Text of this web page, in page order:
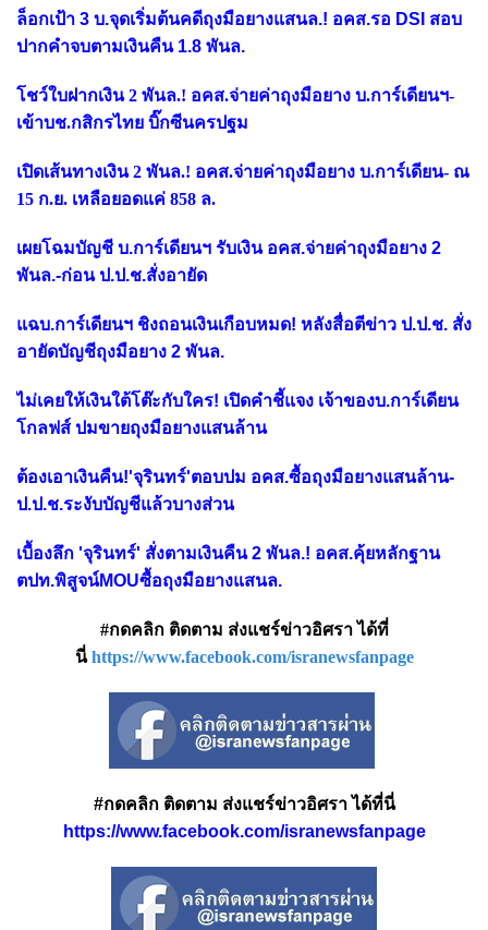
ล็อกเป้า 3 บ.จุดเริ่มต้นคดีถุงมือยางแสนล.! อคส.รอ DSI สอบ
ปากคำจบตามเงินคืน 1.8 พันล.
โชว์ใบฝากเงิน 2 พันล.! อคส.จ่ายค่าถุงมือยาง บ.การ์เดียนฯ-
เข้าบช.กสิกรไทย บิ๊กซีนครปฐม
เปิดเส้นทางเงิน 2 พันล.! อคส.จ่ายค่าถุงมือยาง บ.การ์เดียน- ณ
15 ก.ย. เหลือยอดแค่ 858 ล.
เผยโฉมบัญชี บ.การ์เดียนฯ รับเงิน อคส.จ่ายค่าถุงมือยาง 2
พันล.-ก่อน ป.ป.ช.สั่งอายัด
แฉบ.การ์เดียนฯ ชิงถอนเงินเกือบหมด! หลังสื่อตีข่าว ป.ป.ช. สั่ง
อายัดบัญชีถุงมือยาง 2 พันล.
ไม่เคยให้เงินใต้โต๊ะกับใคร! เปิดคำชี้แจง เจ้าของบ.การ์เดียน
โกลฟส์ ปมขายถุงมือยางแสนล้าน
ต้องเอาเงินคืน!'จุรินทร์'ตอบปม อคส.ซื้อถุงมือยางแสนล้าน-
ป.ป.ช.ระงับบัญชีแล้วบางส่วน
เบื้องลึก 'จุรินทร์' สั่งตามเงินคืน 2 พันล.! อคส.คุ้ยหลักฐาน
ตปท.พิสูจน์MOUซื้อถุงมือยางแสนล.
#กดคลิก ติดตาม ส่งแชร์ข่าวอิศรา ได้ที่
นี่https://www.facebook.com/isranewsfanpage
#กดคลิก ติดตาม ส่งแชร์ข่าวอิศรา ได้ที่นี่
https://www.facebook.com/isranewsfanpage